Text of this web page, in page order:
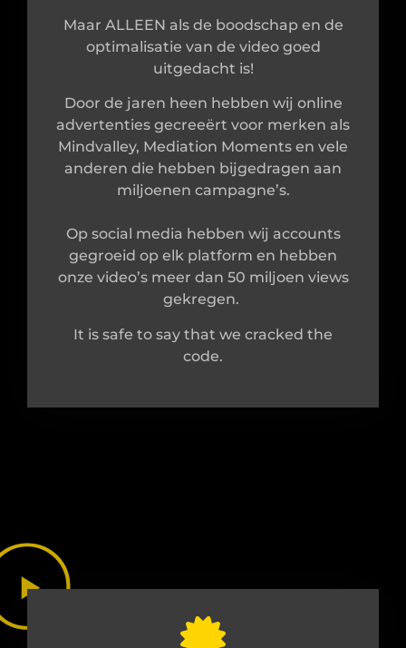
Maar ALLEEN als de boodschap en de
optimalisatie van de video goed
uitgedacht is!
Door de jaren heen hebben wij online
advertenties gecreeërt voor merken als
Mindvalley, Mediation Moments en vele
anderen die hebben bijgedragen aan
miljoenen campagne’s.
Op social media hebben wij accounts
gegroeid op elk platform en hebben
onze video’s meer dan 50 miljoen views
gekregen.
It is safe to say that we cracked the
code.